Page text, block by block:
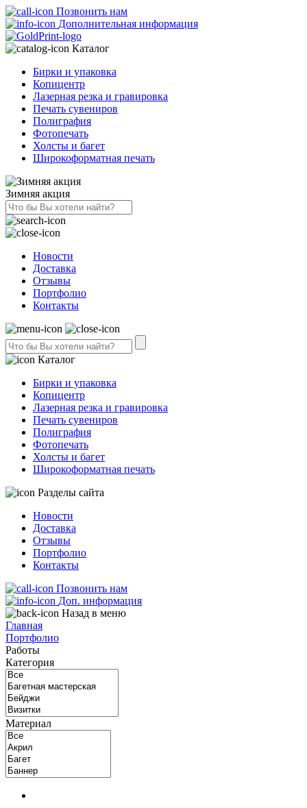
Позвонить нам
Дополнительная информация
Каталог
Бирки и упаковка
Копицентр
Лазерная резка и гравировка
Печать сувениров
Полиграфия
Фотопечать
Холсты и багет
Широкоформатная печать
Зимняя акция
Новости
Доставка
Отзывы
Портфолио
Контакты
Каталог
Бирки и упаковка
Копицентр
Лазерная резка и гравировка
Печать сувениров
Полиграфия
Фотопечать
Холсты и багет
Широкоформатная печать
Разделы сайта
Новости
Доставка
Отзывы
Портфолио
Контакты
Позвонить нам
Доп. информация
Назад в меню
Главная
Портфолио
Работы
Категория
Материал